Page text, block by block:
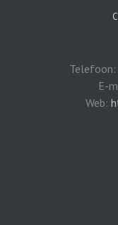
Telefoon:
E-
Web: